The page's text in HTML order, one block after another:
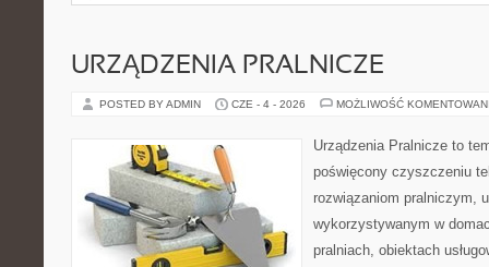
URZĄDZENIA PRALNICZE
POSTED BY ADMIN CZE - 4 - 2026 MOŻLIWOŚĆ
Urządzenia Pralnicze to
poświęcony czyszczeniu
rozwiązaniom pralniczym,
wykorzystywanym w
pralniach, obiektach